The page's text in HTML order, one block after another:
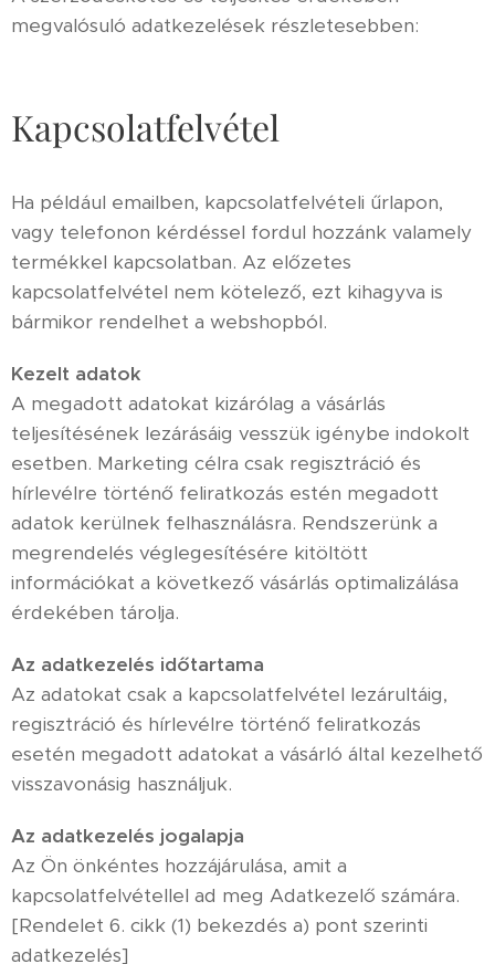
megvalósuló adatkezelések részletesebben:
Kapcsolatfelvétel
Ha például emailben, kapcsolatfelvételi űrlapon,
vagy telefonon kérdéssel fordul hozzánk valamely
termékkel kapcsolatban. Az előzetes
kapcsolatfelvétel nem kötelező, ezt kihagyva is
bármikor rendelhet a webshopból.
Kezelt adatok
A megadott adatokat kizárólag a vásárlás
teljesítésének lezárásáig vesszük igénybe indokolt
esetben. Marketing célra csak regisztráció és
hírlevélre történő feliratkozás estén megadott
adatok kerülnek felhasználásra. Rendszerünk a
megrendelés véglegesítésére kitöltött
információkat a következő vásárlás optimalizálása
érdekében tárolja.
Az adatkezelés időtartama
Az adatokat csak a kapcsolatfelvétel lezárultáig,
regisztráció és hírlevélre történő feliratkozás
esetén megadott adatokat a vásárló által kezelhető
visszavonásig használjuk.
Az adatkezelés jogalapja
Az Ön önkéntes hozzájárulása, amit a
kapcsolatfelvétellel ad meg Adatkezelő számára.
[Rendelet 6. cikk (1) bekezdés a) pont szerinti
adatkezelés]